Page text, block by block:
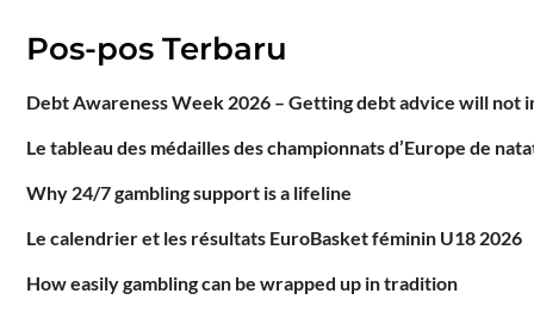
Pos-pos Terbaru
Debt Awareness Week 2026 – Getting debt advice will not
Le tableau des médailles des championnats d’Europe de
Why 24/7 gambling support is a lifeline
Le calendrier et les résultats EuroBasket féminin U18 2026
How easily gambling can be wrapped up in tradition